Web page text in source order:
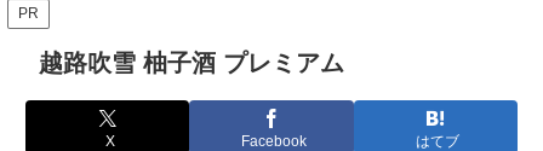
PR
越路吹雪 柚子酒 プレミアム
X Facebook はてブ